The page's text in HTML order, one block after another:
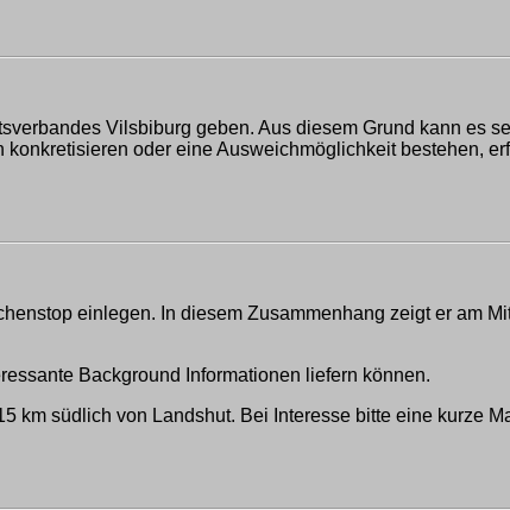
Vilsbiburg geben. Aus diesem Grund kann es
oder eine Ausweichmöglichkeit bestehen,
einlegen. In diesem Zusammenhang zeigt er am
Background Informationen liefern können.
km südlich von Landshut. Bei Interesse bitte eine kurze